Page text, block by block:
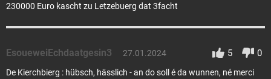
230000 Euro kascht zu Letzebuerg dat 3facht
EsoueweiEchdaatgesin3 27.01.2024 5 0
De Kierchbierg : hübsch, hässlich - an do soll é da wunnen, né merci